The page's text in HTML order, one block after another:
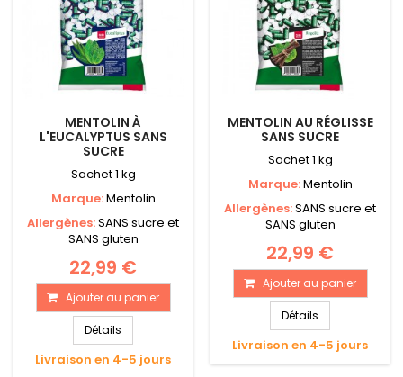
MENTOLIN À
L'EUCALYPTUS SANS
SUCRE
Sachet 1 kg
Marque:Mentolin
Allergènes:SANS sucre et
SANS gluten
22,99 €
Ajouter au panier
Détails
Livraison en 4-5 jours
MENTOLIN AU RÉGLISSE
SANS SUCRE
Sachet 1 kg
Marque:Mentolin
Allergènes:SANS sucre et
SANS gluten
22,99 €
Ajouter au panier
Détails
Livraison en 4-5 jours